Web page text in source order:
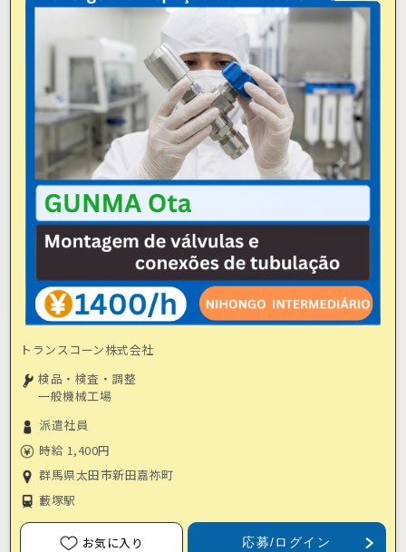
トランスコーン株式会社
検品・検査・調整
一般機械工場
派遣社員
時給 1,400円
群馬県太田市新田嘉祢町
藪塚駅
お気に入り 応募/ログイン